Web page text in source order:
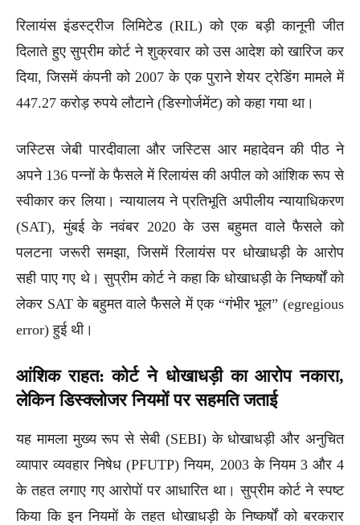
रिलायंस इंडस्ट्रीज लिमिटेड (RIL) को एक बड़ी कानूनी जीत
दिलाते हुए सुप्रीम कोर्ट ने शुक्रवार को उस आदेश को खारिज कर
दिया, जिसमें कंपनी को 2007 के एक पुराने शेयर ट्रेडिंग मामले में
447.27 करोड़ रुपये लौटाने (डिस्गोर्जमेंट) को कहा गया था।
जस्टिस जेबी पारदीवाला और जस्टिस आर महादेवन की पीठ ने
अपने 136 पन्नों के फैसले में रिलायंस की अपील को आंशिक रूप से
स्वीकार कर लिया। न्यायालय ने प्रतिभूति अपीलीय न्यायाधिकरण
(SAT), मुंबई के नवंबर 2020 के उस बहुमत वाले फैसले को
पलटना जरूरी समझा, जिसमें रिलायंस पर धोखाधड़ी के आरोप
सही पाए गए थे। सुप्रीम कोर्ट ने कहा कि धोखाधड़ी के निष्कर्षों को
लेकर SAT के बहुमत वाले फैसले में एक “गंभीर भूल” (egregious
error) हुई थी।
आंशिक राहत: कोर्ट ने धोखाधड़ी का आरोप नकारा,
लेकिन डिस्क्लोजर नियमों पर सहमति जताई
यह मामला मुख्य रूप से सेबी (SEBI) के धोखाधड़ी और अनुचित
व्यापार व्यवहार निषेध (PFUTP) नियम, 2003 के नियम 3 और 4
के तहत लगाए गए आरोपों पर आधारित था। सुप्रीम कोर्ट ने स्पष्ट
किया कि इन नियमों के तहत धोखाधड़ी के निष्कर्षों को बरकरार